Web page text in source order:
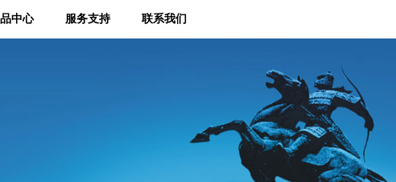
中心 服务支持 联系我们